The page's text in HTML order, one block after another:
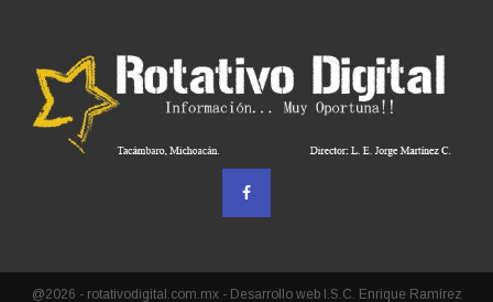
@2026 - rotativodigital.com.mx - Desarrollo web I.S.C. Enrique Ramírez